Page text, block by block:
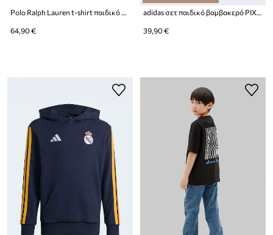
64,90 € 39,90 €